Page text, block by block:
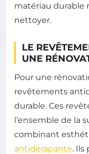
matériau durable
nettoyer.
LE
UNE
Pour une
revêtements
durable. Ces
l’ensemble de la
combinant
antidérapante. Ils